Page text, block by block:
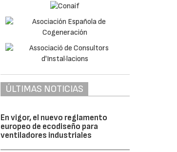
ÚLTIMAS NOTICIAS
En vigor, el nuevo reglamento
europeo de ecodiseño para
ventiladores industriales